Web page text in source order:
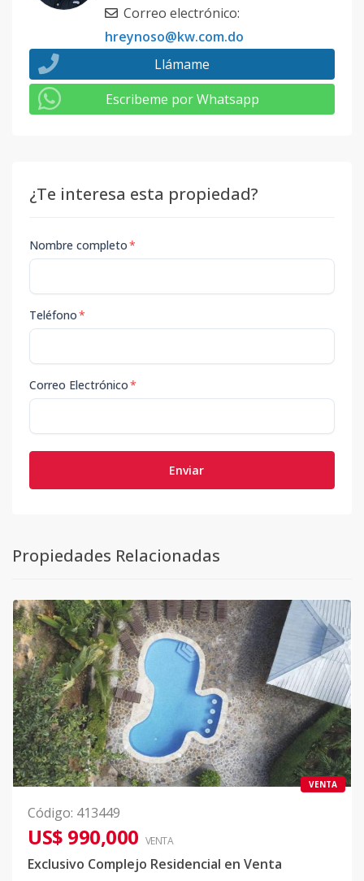
Correo electrónico:
hreynoso@kw.com.do
Llámame
Escribeme por Whatsapp
¿Te interesa esta propiedad?
Nombre completo*
Teléfono*
Correo Electrónico*
Enviar
Propiedades Relacionadas
VENTA
Código: 413449
US$ 990,000 VENTA
Exclusivo Complejo Residencial en Venta